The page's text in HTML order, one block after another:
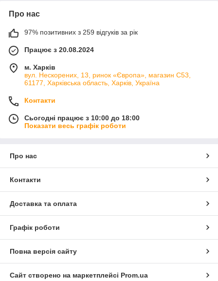
Про нас
97% позитивних з 259 відгуків за рік
Працює з 20.08.2024
м. Харків
вул. Нескорених, 13, ринок «Європа», магазин С53,
61177, Харківська область, Харків, Україна
Контакти
Сьогодні працює з 10:00 до 18:00
Показати весь графік роботи
Про нас
Контакти
Доставка та оплата
Графік роботи
Повна версія сайту
Сайт створено на маркетплейсі Prom.ua